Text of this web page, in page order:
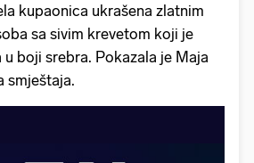
kupaonica ukrašena zlatnim
sa sivim krevetom koji je
boji srebra. Pokazala je Maja
smještaja.